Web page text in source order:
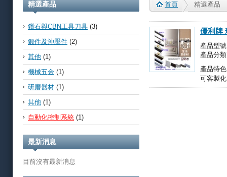
精選產品
鑽石與CBN工具刀具 (3)
鍛件及沖壓件 (2)
其他 (1)
機械五金 (1)
研磨器材 (1)
其他 (1)
自動化控制系統 (1)
最新消息
目前沒有最新消息
首頁 精選產品
優利牌
產品型
產品分
產品特
可客製